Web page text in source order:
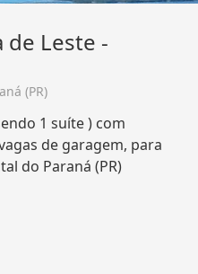
de Leste -
(PR)
1 suíte ) com
de garagem, para
do Paraná (PR)